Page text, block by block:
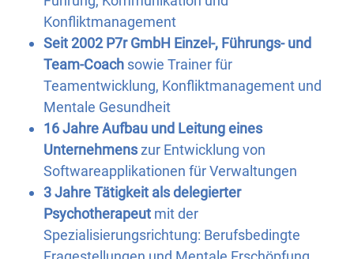
Konfliktmanagement
Seit 2002 P7rGmbH Einzel-, Führungs- und
Team-Coach sowie Trainer für
Teamentwicklung, Konfliktmanagement und
Mentale Gesundheit
16 Jahre Aufbau und Leitung eines
Unternehmenszur Entwicklung von
Softwareapplikationen für Verwaltungen
3 Jahre Tätigkeit als delegierter
Psychotherapeut mit der
Spezialisierungsrichtung: Berufsbedingte